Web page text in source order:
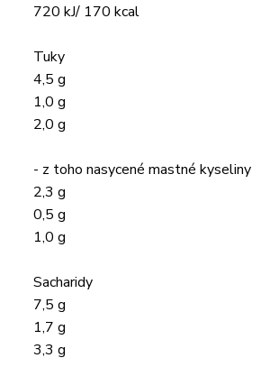
720 kJ/ 170 kcal
Tuky
4,5 g
1,0 g
2,0 g
- z toho nasycené mastné kyseliny
2,3 g
0,5 g
1,0 g
Sacharidy
7,5 g
1,7 g
3,3 g